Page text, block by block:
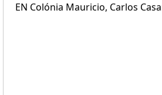
EN Colónia Mauricio, Carlos